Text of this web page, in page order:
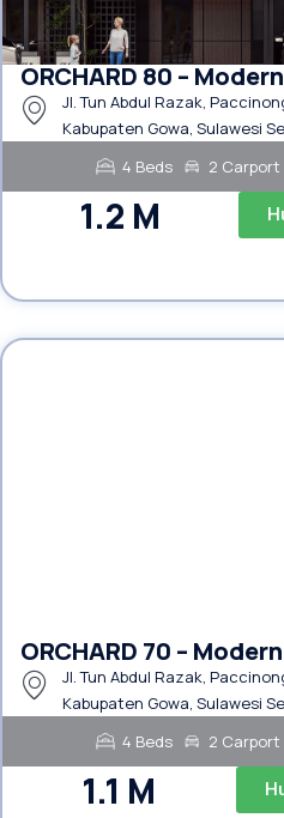
ORCHARD 80 –
Jl. Tun Abdul Razak,
Kabupaten Gowa, Sulawesi
4 Beds
2 Carport
1.2 M
ORCHARD 70 –
Jl. Tun Abdul Razak,
Kabupaten Gowa, Sulawesi
4 Beds
2 Carport
1.1 M